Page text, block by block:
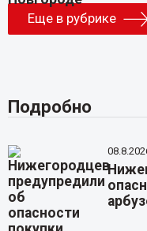
Еще в рубрике
Подробно